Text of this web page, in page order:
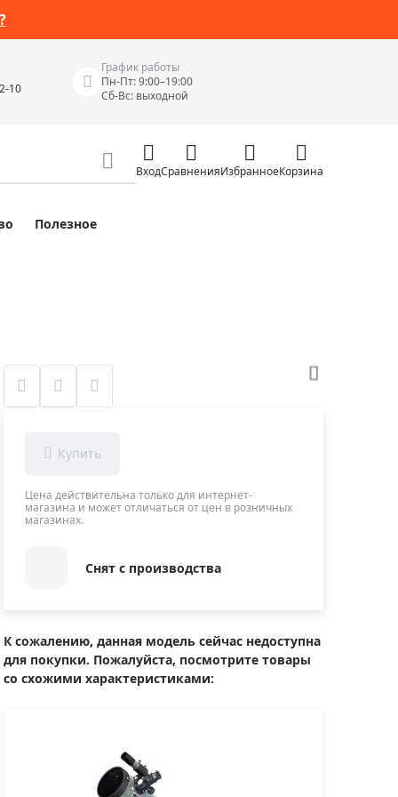
10
График работы
Пн-Пт: 9:00–19:00
Сб-Вс: выходной
Измерительные инструменты
Приборы неразрушающего контроля
Приборы теплового контроля
Детекторы проводки
Лазерные дальномеры
Курвиметры
Тестеры качества воды
Теодолиты
Прочее
ВходСравненияИзбранноеКорзина
Полезное
Цена действительна только для интернет-
магазина и может отличаться от цен в розничных
магазинах.
Снят с производства
К сожалению, данная модель сейчас недоступна
для покупки. Пожалуйста, посмотрите товары
со схожими характеристиками: